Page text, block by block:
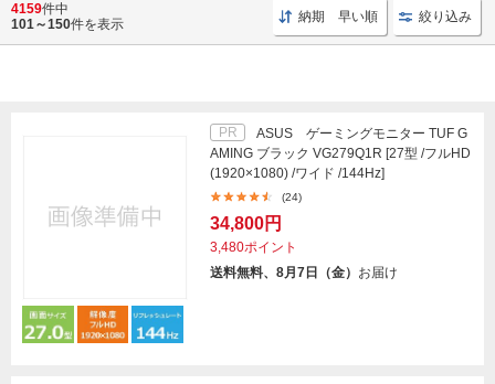
4159件中
101～150件を表示 納期 早い順 絞り込み
PR
ASUS ゲーミングモニター TUF G
AMING ブラック VG279Q1R [27型 /フルHD
(1920×1080) /ワイド /144Hz]
(24)
34,800円
3,480ポイント
送料無料、8月7日（金） お届け